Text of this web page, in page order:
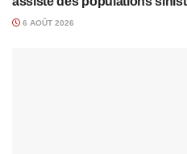
6 AOÛT 2026